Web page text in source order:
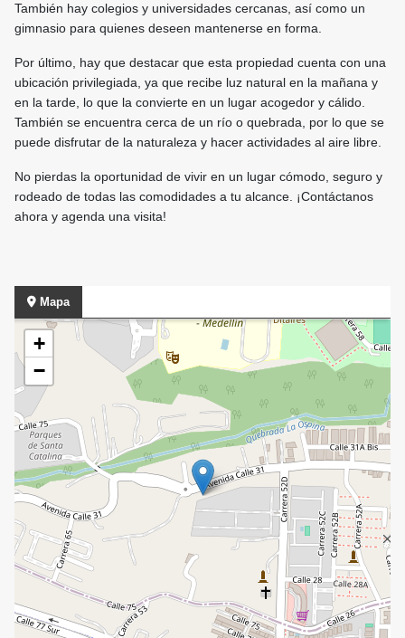
También hay colegios y universidades cercanas, así como un
gimnasio para quienes deseen mantenerse en forma.
Por último, hay que destacar que esta propiedad cuenta con una
ubicación privilegiada, ya que recibe luz natural en la mañana y
en la tarde, lo que la convierte en un lugar acogedor y cálido.
También se encuentra cerca de un río o quebrada, por lo que se
puede disfrutar de la naturaleza y hacer actividades al aire libre.
No pierdas la oportunidad de vivir en un lugar cómodo, seguro y
rodeado de todas las comodidades a tu alcance. ¡Contáctanos
ahora y agenda una visita!
Mapa
+
−